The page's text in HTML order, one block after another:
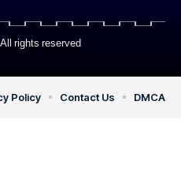
rights reserved
Policy Contact Us DMCA